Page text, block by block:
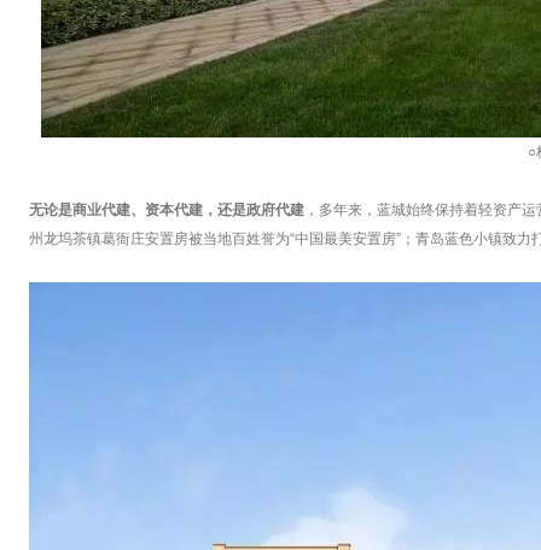
○
无论是商业代建、资本代建，还是政府代建 ，多年来，蓝城始终保持着轻资产
州龙坞茶镇葛衙庄安置房被当地百姓誉为“中国最美安置房”；青岛蓝色小镇致